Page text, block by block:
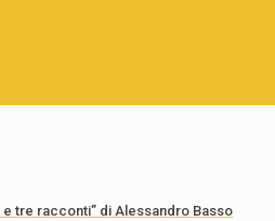
tre racconti” di Alessandro Basso